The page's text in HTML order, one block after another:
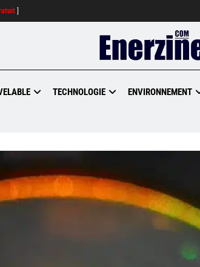
TECHNOLOGIE ENVIRONNEMENT